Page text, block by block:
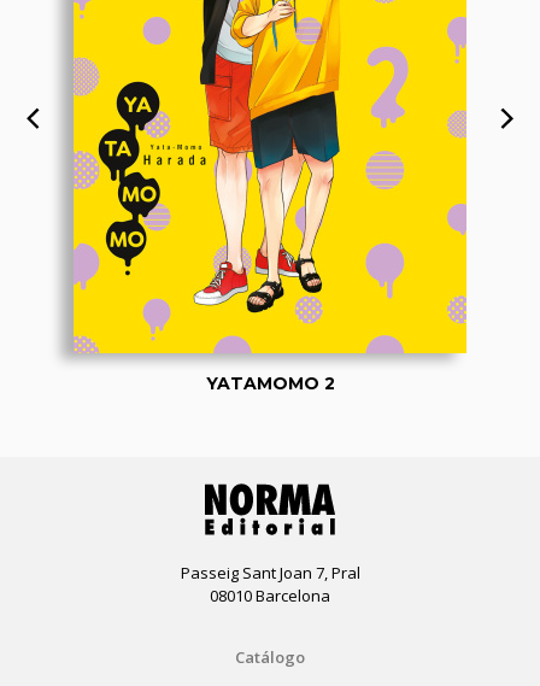
YATAMOMO 2
Passeig Sant Joan 7, Pral
08010 Barcelona
Catálogo